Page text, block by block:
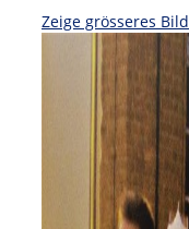
Zeige grösseres Bild